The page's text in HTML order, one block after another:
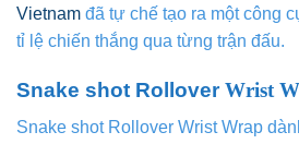
Vietnam đã tự chế tạo ra một công
tỉ lệ chiến thắng qua từng trận đấu.
Snake shot RolloverWrist
Snake shot Rollover Wrist Wrap